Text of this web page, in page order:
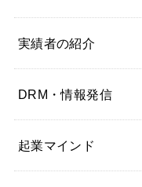
実績者の紹介
DRM・情報発信
起業マインド